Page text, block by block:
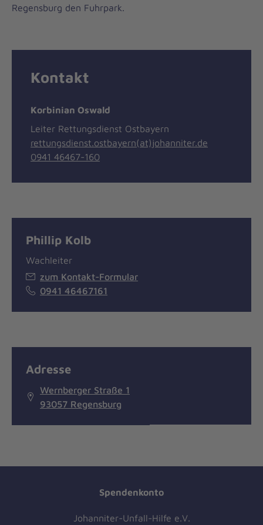
Regensburg den Fuhrpark.
Kontakt
Korbinian Oswald
Leiter Rettungsdienst Ostbayern
rettungsdienst.ostbayern(at)johanniter.de
0941 46467-160
Phillip Kolb
Wachleiter
zum Kontakt-Formular
0941 46467161
Adresse
Wernberger Straße 1
93057 Regensburg
Spendenkonto
Johanniter-Unfall-Hilfe e.V.